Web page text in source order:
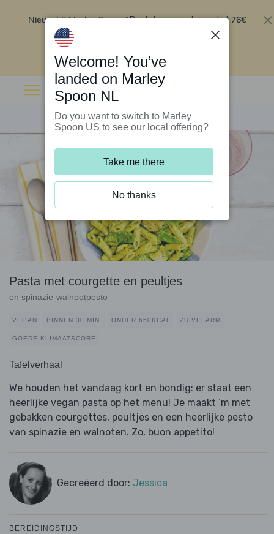
Nieuw bij Marley Spoon?Bestel nu en ontvang tot 76€
Pasta met courgette en peultjes
en spinazie-walnootpesto
VEGAN BINNEN 30 MIN. ONDER 650KCAL ZUIVELARM
GOEDE KLIMAATSCORE
Tafelverhaal
We houden het vandaag kort en bondig: er staat een
heerlijke vegan pasta op het menu! Je maakt ‘m met
gebakken courgettes, peultjes en een heerlijke pesto
van spinazie en walnoten. Zo, buon appetito!
Gecreëerd door: Jessica
BEREIDINGSTIJD
Welcome! You’ve
landed on Marley
Spoon NL
Do you want to switch to Marley
Spoon US to see our local offering?
Take me there
No thanks